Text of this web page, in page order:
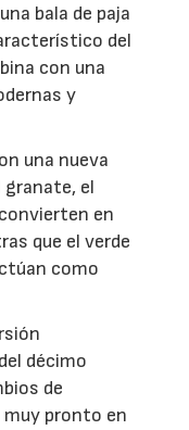
bala de paja
del
con una
y
una nueva
granate, el
en
que el verde
como
décimo
de
muy pronto en